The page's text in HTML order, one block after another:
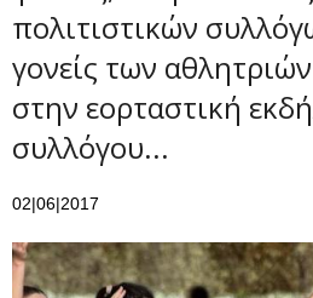
πολιτιστικών
γονείς των
στην εορταστική
συλλόγου...
02|06|2017